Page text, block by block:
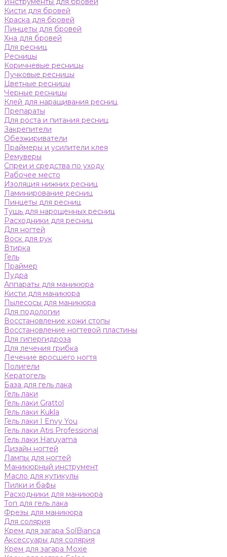
Кисти для бровей
Краска для бровей
Пинцеты для бровей
Хна для бровей
Для ресниц
Ресницы
Коричневые ресницы
Пучковые ресницы
Цветные ресницы
Черные ресницы
Клей для наращивания ресниц
Препараты
Для роста и питания ресниц
Закрепители
Обезжириватели
Праймеры и усилители клея
Ремуверы
Спреи и средства по уходу
Рабочее место
Изоляция нижних ресниц
Ламинирование ресниц
Пинцеты для ресниц
Тушь для нарощенных ресниц
Расходники для ресниц
Для ногтей
Воск для рук
Втирка
Гель
Праймер
Пудра
Аппараты для маникюра
Кисти для маникюра
Пылесосы для маникюра
Для подологии
Восстановление кожи стопы
Восстановление ногтевой пластины
Для гипергидроза
Для лечения грибка
Лечение вросшего ногтя
Полигели
Кератогель
База для гель лака
Гель лаки
Гель лаки Grattol
Гель лаки Kukla
Гель лаки I Envy You
Гель лаки Atis Professional
Гель лаки Haruyama
Дизайн ногтей
Лампы для ногтей
Маникюрный инструмент
Масло для кутикулы
Пилки и бафы
Расходники для маникюра
Топ для гель лака
Фрезы для маникюра
Для солярия
Крем для загара SolBianca
Аксессуары для солярия
Крем для загара Moxie